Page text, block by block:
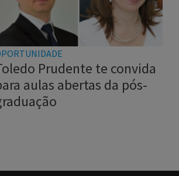
Prudente te convida
aulas abertas da pós-